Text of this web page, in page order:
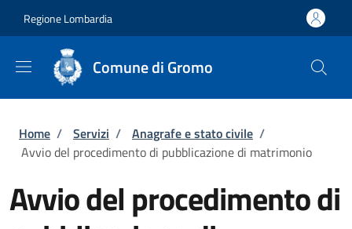
Regione Lombardia
Comune di Gromo
Briciole di pane
Home / Servizi / Anagrafe e stato civile /
Avvio del procedimento di pubblicazione di matrimonio
Avvio del procedimento di